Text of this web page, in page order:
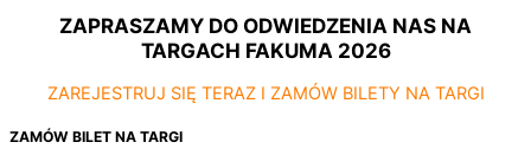
ZAPRASZAMY DO ODWIEDZENIA NAS NA
TARGACH FAKUMA 2026
ZAREJESTRUJ SIĘ TERAZ I ZAMÓW BILETY NA TARGI
ZAMÓW BILET NA TARGI